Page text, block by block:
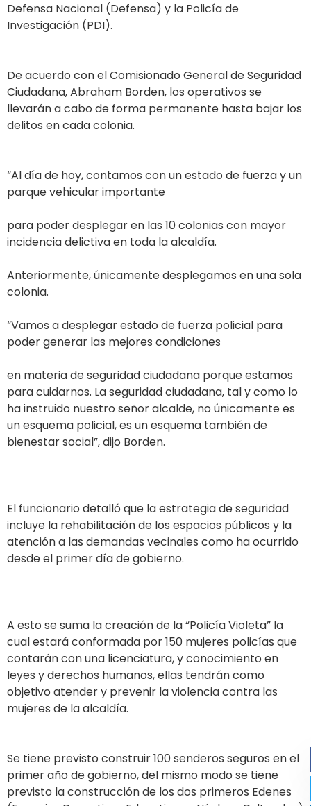
Defensa Nacional (Defensa) y la Policía de
Investigación (PDI).
De acuerdo con el Comisionado General de Seguridad
Ciudadana, Abraham Borden, los operativos se
llevarán a cabo de forma permanente hasta bajar los
delitos en cada colonia.
“Al día de hoy, contamos con un estado de fuerza y un
parque vehicular importante
para poder desplegar en las 10 colonias con mayor
incidencia delictiva en toda la alcaldía.
Anteriormente, únicamente desplegamos en una sola
colonia.
“Vamos a desplegar estado de fuerza policial para
poder generar las mejores condiciones
en materia de seguridad ciudadana porque estamos
para cuidarnos. La seguridad ciudadana, tal y como lo
ha instruido nuestro señor alcalde, no únicamente es
un esquema policial, es un esquema también de
bienestar social”, dijo Borden.
El funcionario detalló que la estrategia de seguridad
incluye la rehabilitación de los espacios públicos y la
atención a las demandas vecinales como ha ocurrido
desde el primer día de gobierno.
A esto se suma la creación de la “Policía Violeta” la
cual estará conformada por 150 mujeres policías que
contarán con una licenciatura, y conocimiento en
leyes y derechos humanos, ellas tendrán como
objetivo atender y prevenir la violencia contra las
mujeres de la alcaldía.
Se tiene previsto construir 100 senderos seguros en el
primer año de gobierno, del mismo modo se tiene
previsto la construcción de los dos primeros Edenes